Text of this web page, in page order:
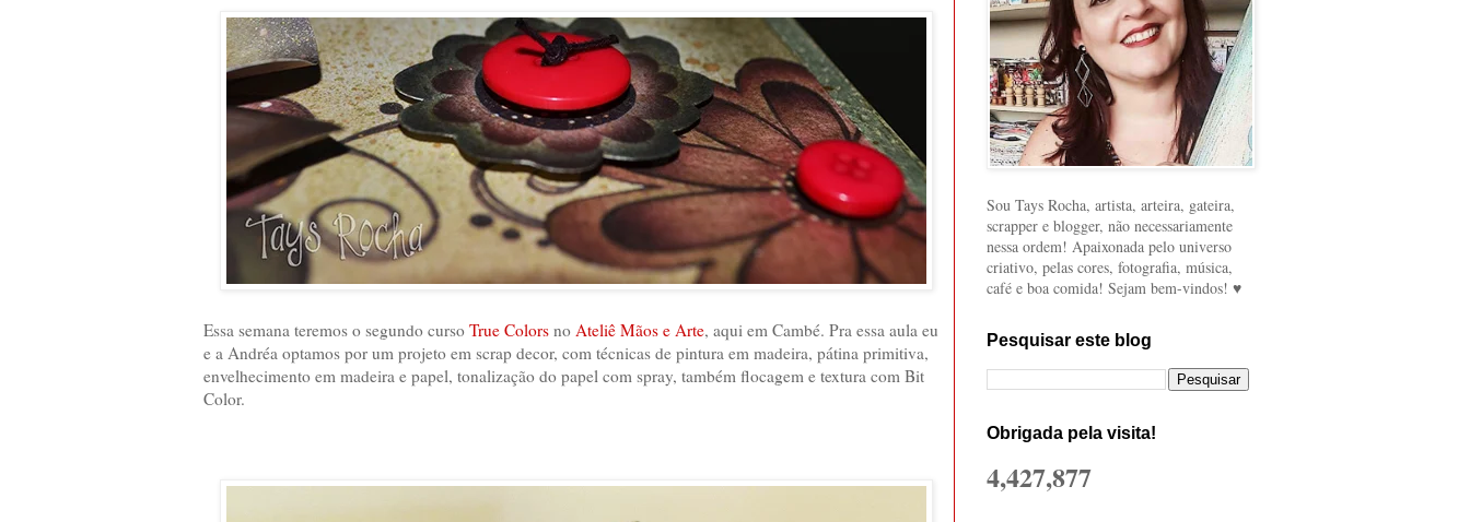
Essa semana teremos o segundo curso True Colors no Ateliê Mãos e Arte, aqui em Cambé. Pra essa aula eu
e a Andréa optamos por um projeto em scrap decor, com técnicas de pintura em madeira, pátina primitiva,
envelhecimento em madeira e papel, tonalização do papel com spray, também flocagem e textura com Bit
Color.
Sou Tays Rocha, artista, arteira, gateira,
scrapper e blogger, não necessariamente
nessa ordem! Apaixonada pelo universo
criativo, pelas cores, fotografia, música,
café e boa comida! Sejam bem-vindos! ♥
Pesquisar este blog
Obrigada pela visita!
4,427,877